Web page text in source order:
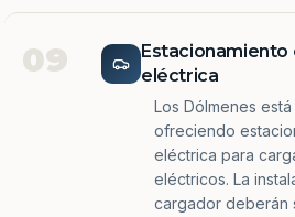
09
Estacionamiento
eléctrica
Los Dólmenes
ofreciendo
eléctrica para
eléctricos. La
cargador deberán